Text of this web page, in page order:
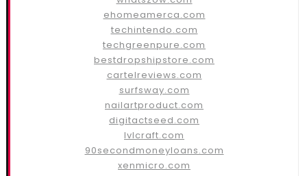
ehomeamerca.com
techintendo.com
techgreenpure.com
bestdropshipstore.com
cartelreviews.com
surfsway.com
nailartproduct.com
digitactseed.com
lvlcraft.com
90secondmoneyloans.com
xenmicro.com